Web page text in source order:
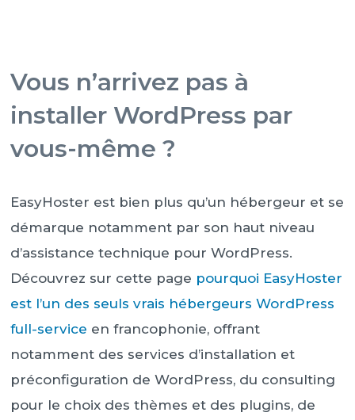
Vous n’arrivez pas à
installer WordPress par
vous-même ?
EasyHoster est bien plus qu’un hébergeur et se
démarque notamment par son haut niveau
d’assistance technique pour WordPress.
Découvrez sur cette page pourquoi EasyHoster
est l’un des seuls vrais hébergeurs WordPress
full-service en francophonie, offrant
notamment des services d’installation et
préconfiguration de WordPress, du consulting
pour le choix des thèmes et des plugins, de